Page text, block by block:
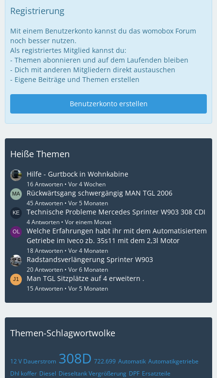
Registrierung
Mit einem Benutzerkonto kannst du das womobox Forum
noch besser nutzen.
Als registriertes Mitglied kannst du:
- Themen abonnieren und auf dem Laufenden bleiben
- Dich mit anderen Mitgliedern direkt austauschen
- Eigene Beiträge und Themen erstellen
Benutzerkonto erstellen
Heiße Themen
Hilfe - Gurtbock in Wohnkabine
16 Antworten Vor 4 Wochen
Rückwärtsgang schwergängig MAN TGL 2006
45 Antworten Vor 5 Monaten
Technische Probleme Mercedes Sprinter W903 308 CDI
4 Antworten Vor einem Monat
Welche Erfahrungen habt ihr mit dem Automatisiertem
Getriebe im Iveco zb. 35s11 mit dem 2,3l Motor
18 Antworten Vor 4 Monaten
Radstandsverlängerung Sprinter W903
20 Antworten Vor 6 Monaten
Man TGL Sitzplätze auf 4 erweitern .
15 Antworten Vor 5 Monaten
Themen-Schlagwortwolke
12 V Dauerstrom 308D 722.699 Automatik Automatikgetriebe
Dhl koffer Diesel Dieseltank Vergrößerung DPF Ersatzteile